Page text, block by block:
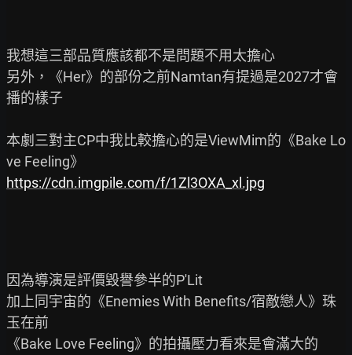
我想這三部品質應該都不是問題不用太擔心
另外，《Her》的部份之前Namtan有提過是2027才會
播的樣子
本劇三對主CP中我比較擔心的是ViewMim的《Bake Lo
https://cdn.imgpile.com/f/1Zl3OXA_xl.jpg
因為導演是評價毀譽參半的P'Lit
加上同宇宙的《Enemies With Benefits/宿敵戀人》珠
玉在前
《Bake Love Feeling》的拍攝壓力看來是會滿大的